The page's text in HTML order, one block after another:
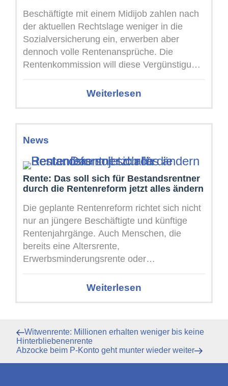
Beschäftigte mit einem Midijob zahlen nach
der aktuellen Rechtslage weniger in die
Sozialversicherung ein, erwerben aber
dennoch volle Rentenansprüche. Die
Rentenkommission will diese Vergünstigung
abschaffen. Mehr als eine Million Menschen
Weiterlesen
News
Rente: Das soll sich für Bestandsrentner
durch die Rentenreform jetzt alles ändern
Die geplante Rentenreform richtet sich nicht
nur an jüngere Beschäftigte und künftige
Rentenjahrgänge. Auch Menschen, die
bereits eine Altersrente,
Erwerbsminderungsrente oder
Hinterbliebenenrente beziehen, könnten die
Folgen der neuen Regeln spüren. Die ...
Weiterlesen
Beitragsnavigation
Vorheriger
Beitrag
Witwenrente: Millionen erhalten weniger bis keine
Hinterbliebenenrente
Nächster
Abzocke beim P-Konto geht munter wieder weiter